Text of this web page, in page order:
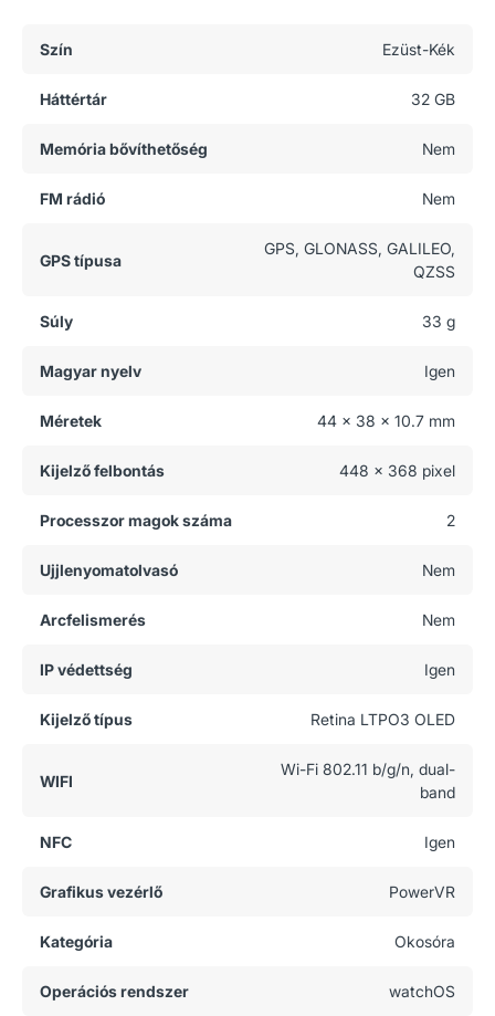
Szín Ezüst-Kék
Háttértár 32 GB
Memória bővíthetőség Nem
FM rádió Nem
GPS típusa
GPS, GLONASS, GALILEO,
QZSS
Súly 33 g
Magyar nyelv Igen
Méretek 44 x 38 x 10.7 mm
Kijelző felbontás 448 x 368 pixel
Processzor magok száma 2
Ujjlenyomatolvasó Nem
Arcfelismerés Nem
IP védettség Igen
Kijelző típus Retina LTPO3 OLED
WIFI
Wi-Fi 802.11 b/g/n, dual-
band
NFC Igen
Grafikus vezérlő PowerVR
Kategória Okosóra
Operációs rendszer watchOS